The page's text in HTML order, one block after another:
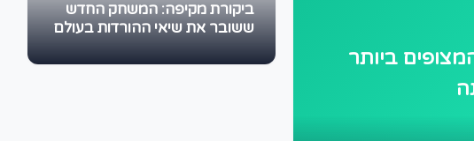
ביותר
ביקורת מקיפה: המשחק החדש
ששובר את שיאי ההורדות בעולם